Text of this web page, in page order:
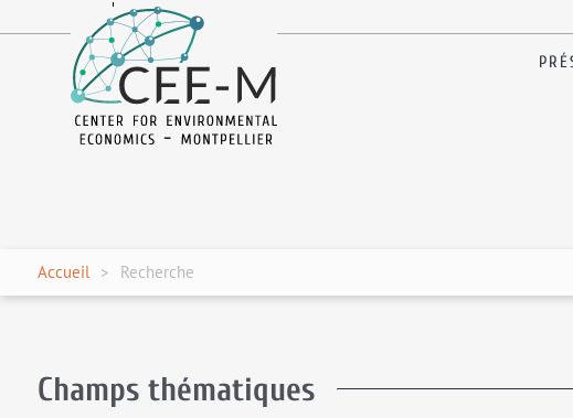
en
Accueil Recherche
Champs thématiques